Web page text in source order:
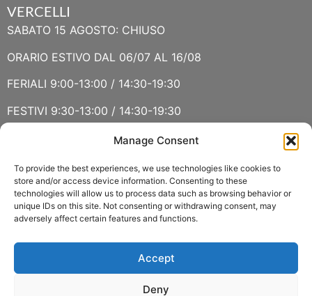
Manage Consent
To provide the best experiences, we use technologies like cookies to
store and/or access device information. Consenting to these
technologies will allow us to process data such as browsing behavior or
unique IDs on this site. Not consenting or withdrawing consent, may
adversely affect certain features and functions.
Accept
Deny
VERCELLI
SABATO 15 AGOSTO: CHIUSO
ORARIO ESTIVO DAL 06/07 AL 16/08
FERIALI 9:00-13:00 / 14:30-19:30
FESTIVI 9:30-13:00 / 14:30-19:30
SABATO 15 AGOSTO E DOMENICA 16 AGOSTO: CHIUSO
ORARIO ESTIVO LUGLIO E AGOSTO
FERIALI 8:30-13:00 / 15:00-19:00
FESTIVI 8:30-12:30